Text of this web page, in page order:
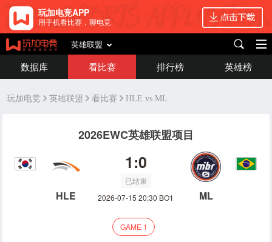
玩加电竞APP
用手机看比赛，聊电竞
英雄联盟
数据库 看比赛 排行榜 英雄榜
玩加电竞 英雄联盟 看比赛 HLE vs ML
2026EWC英雄联盟项目
HLE
1:0
已结束
2026-07-15 20:30 BO1
ML
GAME 1